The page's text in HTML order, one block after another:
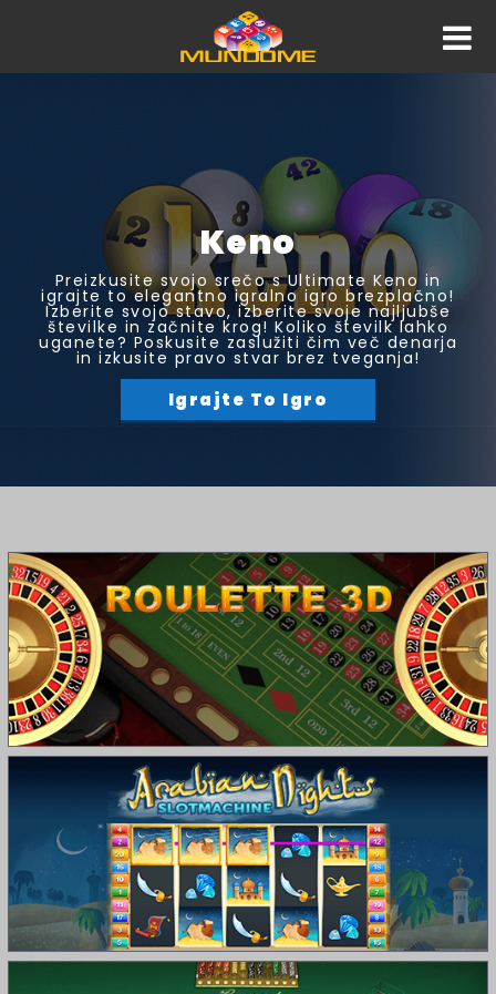
Keno
Preizkusite svojo srečo s Ultimate Keno in
igrajte to elegantno igralno igro brezplačno!
Izberite svojo stavo, izberite svoje najljubše
številke in začnite krog! Koliko številk lahko
uganete? Poskusite zaslužiti čim več denarja
in izkusite pravo stvar brez tveganja!
Igrajte To Igro